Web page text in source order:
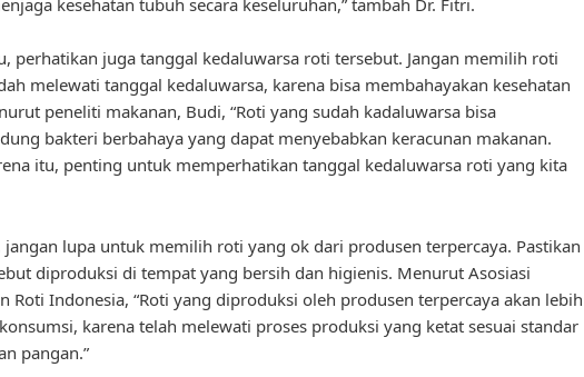
perhatikan juga tanggal kedaluwarsa roti tersebut. Jangan memilih roti
melewati tanggal kedaluwarsa, karena bisa membahayakan kesehatan
peneliti makanan, Budi, “Roti yang sudah kadaluwarsa bisa
bakteri berbahaya yang dapat menyebabkan keracunan makanan.
itu, penting untuk memperhatikan tanggal kedaluwarsa roti yang kita
jangan lupa untuk memilih roti yang ok dari produsen terpercaya. Pastikan
diproduksi di tempat yang bersih dan higienis. Menurut Asosiasi
Roti Indonesia, “Roti yang diproduksi oleh produsen terpercaya akan lebih
karena telah melewati proses produksi yang ketat sesuai standar
pangan.”